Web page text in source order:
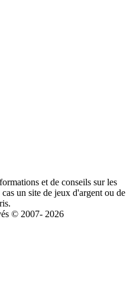
et de conseils sur les
un site de jeux d'argent ou de
© 2007- 2026